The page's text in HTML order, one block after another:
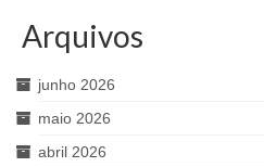
Arquivos
junho 2026
maio 2026
abril 2026